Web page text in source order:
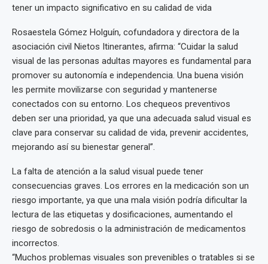
tener un impacto significativo en su calidad de vida
Rosaestela Gómez Holguín, cofundadora y directora de la
asociación civil Nietos Itinerantes, afirma: “Cuidar la salud
visual de las personas adultas mayores es fundamental para
promover su autonomía e independencia. Una buena visión
les permite movilizarse con seguridad y mantenerse
conectados con su entorno. Los chequeos preventivos
deben ser una prioridad, ya que una adecuada salud visual es
clave para conservar su calidad de vida, prevenir accidentes,
mejorando así su bienestar general”.
La falta de atención a la salud visual puede tener
consecuencias graves. Los errores en la medicación son un
riesgo importante, ya que una mala visión podría dificultar la
lectura de las etiquetas y dosificaciones, aumentando el
riesgo de sobredosis o la administración de medicamentos
incorrectos.
“Muchos problemas visuales son prevenibles o tratables si se